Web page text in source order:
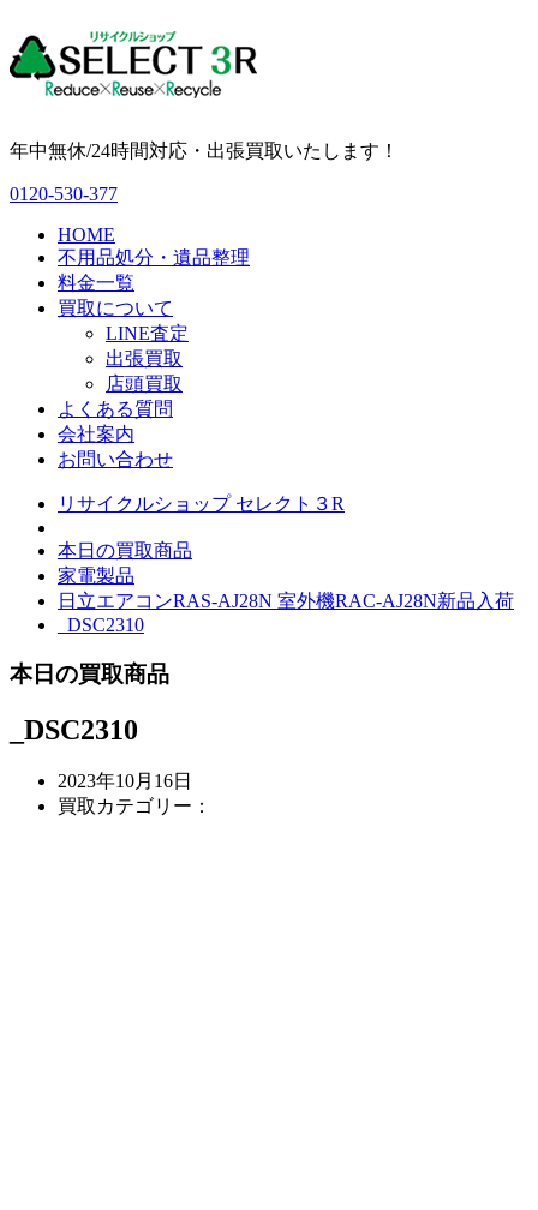
年中無休/24時間対応・出張買取いたします！
0120-530-377
HOME
不用品処分・遺品整理
料金一覧
買取について
LINE査定
出張買取
店頭買取
よくある質問
会社案内
お問い合わせ
リサイクルショップ セレクト３R
本日の買取商品
家電製品
日立エアコンRAS-AJ28N 室外機RAC-AJ28N新品入荷
_DSC2310
本日の買取商品
_DSC2310
2023年10月16日
買取カテゴリー：